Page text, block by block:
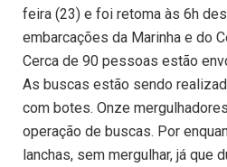
feira (23) e foi retoma às 6h
embarcações da Marinha e do
Cerca de 90 pessoas estão
As buscas estão sendo
com botes. Onze
operação de buscas. Por
lanchas, sem mergulhar, já que